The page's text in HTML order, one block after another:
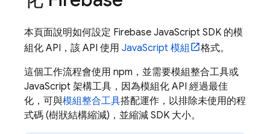
本頁面說明如何設定 Firebase JavaScript SDK 的模
組化 API，該 API 使用 JavaScript 模組
格式。
這個工作流程會使用 npm，並需要模組整合工具或
JavaScript 架構工具，因為模組化 API 經過最佳
化，可與模組整合工具搭配運作，以排除未使用的程
式碼 (樹狀結構縮減)，並縮減 SDK 大小。